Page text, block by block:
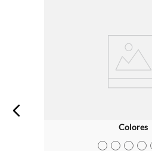
Colores